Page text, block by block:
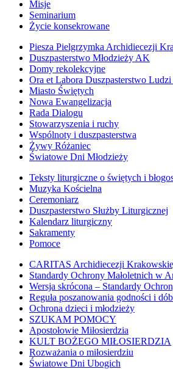
Misje
Seminarium
Życie konsekrowane
Piesza Pielgrzymka Archidiecezji
Duszpasterstwo Młodzieży AK
Domy rekolekcyjne
Ora et Labora Duszpasterstwo Ludzi
Miasto Świętych
Nowa Ewangelizacja
Rada Dialogu
Stowarzyszenia i ruchy
Wspólnoty i duszpasterstwa
Żywy Różaniec
Światowe Dni Młodzieży
Teksty liturgiczne o świętych i
Muzyka Kościelna
Ceremoniarz
Duszpasterstwo Służby Liturgicznej
Kalendarz liturgiczny
Sakramenty
Pomoce
CARITAS Archidiecezji
Standardy Ochrony Małoletnich w
Wersja skrócona – Standardy
Reguła poszanowania godności i
Ochrona dzieci i młodzieży
SZUKAM POMOCY
Apostołowie Miłosierdzia
KULT BOŻEGO MIŁOSIERDZIA
Rozważania o miłosierdziu
Światowe Dni Ubogich